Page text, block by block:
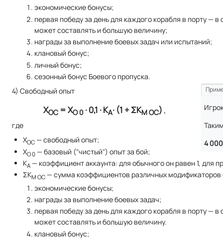
экономические бонусы;
первая победу за день для каждого корабля в порту —
может составлять и большую величину;
награды за выполнение боевых задач или испытаний;
клановый бонус;
личный бонус;
сезонный бонус Боевого пропуска.
4 000
4) Свободный опыт
ХОС = XО 0 · 0,1 · КА· (1 + ΣКМ ОС) ,
где
XОС — свободный опыт;
XО 0 — базовый ("чистый") опыт за бой;
КА — коэффициент аккаунта: для обычного он равен 1, для
ΣКМ ОС — сумма коэффициентов различных модификаторов
экономические бонусы;
награды за выполнение боевых задач;
первая победу за день для каждого корабля в порту —
может составлять и большую величину.
клановый бонус;